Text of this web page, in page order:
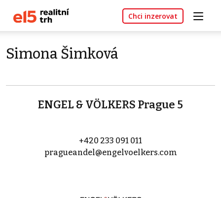
Chci inzerovat
Simona Šimková
ENGEL & VÖLKERS Prague 5
+420 233 091 011
pragueandel@engelvoelkers.com